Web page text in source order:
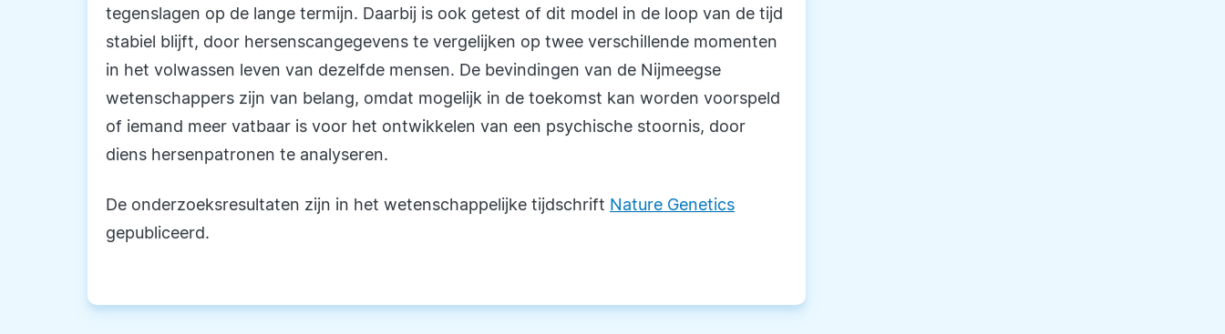
tegenslagen op de lange termijn. Daarbij is ook getest of dit model in de loop van de tijd
stabiel blijft, door hersenscangegevens te vergelijken op twee verschillende momenten
in het volwassen leven van dezelfde mensen. De bevindingen van de Nijmeegse
wetenschappers zijn van belang, omdat mogelijk in de toekomst kan worden voorspeld
of iemand meer vatbaar is voor het ontwikkelen van een psychische stoornis, door
diens hersenpatronen te analyseren.
De onderzoeksresultaten zijn in het wetenschappelijke tijdschrift Nature Genetics
gepubliceerd.